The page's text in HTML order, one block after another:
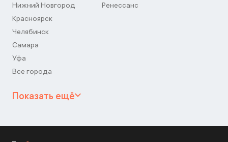
Нижний Новгород
Красноярск
Челябинск
Самара
Уфа
Все города
Ренессанс
Показать ещё